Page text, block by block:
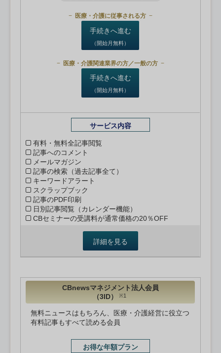
医療・介護に従事される方
手続きへ進む
（開始月無料）
医療・介護関連業界の方／一般の方
手続きへ進む
（開始月無料）
サービス内容
有料・無料全記事閲覧
記事へのコメント
メールマガジン
記事の検索（過去記事全て）
キーワードアラート
スクラップブック
記事のPDF印刷
日別記事閲覧（カレンダー機能）
CBセミナーの受講料が通常価格の20％OFF
詳細を見る
CBnewsマネジメント法人会員
（3ID）
※1
無料ニュースはもちろん、医療・介護経営に役立つ
有料記事もすべて読める会員
お得な年額プラン